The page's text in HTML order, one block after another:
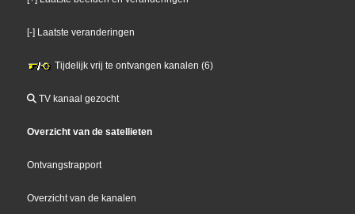
[-] Laatste veranderingen
Tijdelijk vrij te ontvangen kanalen (6)
TV kanaal gezocht
Overzicht van de satellieten
Ontvangstrapport
Overzicht van de kanalen